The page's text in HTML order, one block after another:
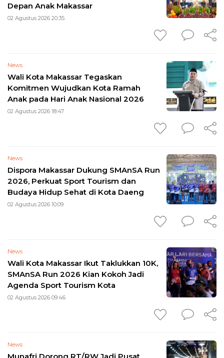
Depan Anak Makassar
02 Agustus 2026 20:35
News
Wali Kota Makassar Tegaskan
Komitmen Wujudkan Kota Ramah
Anak pada Hari Anak Nasional 2026
02 Agustus 2026 18:47
News
Dispora Makassar Dukung SMAnSA Run
2026, Perkuat Sport Tourism dan
Budaya Hidup Sehat di Kota Daeng
02 Agustus 2026 10:09
News
Wali Kota Makassar Ikut Taklukkan 10K,
SMAnSA Run 2026 Kian Kokoh Jadi
Agenda Sport Tourism Kota
02 Agustus 2026 09:46
News